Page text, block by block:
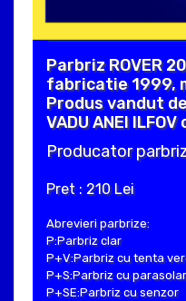
Parbriz ROVER
fabricatie 1999,
Produs vandut
VADU ANEI
Producator
Pret : 210 Lei
Abrevieri parbrize:
P:Parbriz clar
P+V:Parbriz cu tenta
P+S:Parbriz cu parasolar
P+SE:Parbriz cu senzor